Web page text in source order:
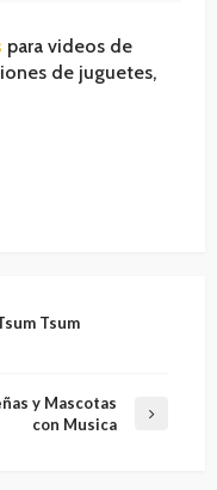
para videos de
de juguetes,
Tsum
y Mascotas
con Musica